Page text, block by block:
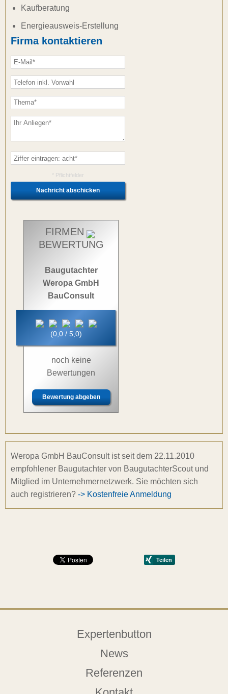
Kaufberatung
Energieausweis-Erstellung
Firma kontaktieren
* Pflichtfelder
FIRMEN
BEWERTUNG
Baugutachter
Weropa GmbH
BauConsult
(0,0 / 5,0)
noch keine
Bewertungen
Bewertung abgeben
Weropa GmbH BauConsult ist seit dem 22.11.2010
empfohlener Baugutachter von BaugutachterScout und
Mitglied im Unternehmernetzwerk. Sie möchten sich
auch registrieren? -> Kostenfreie Anmeldung
Expertenbutton
News
Referenzen